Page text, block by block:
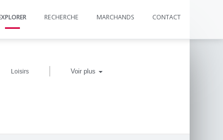
RECHERCHE MARCHANDS CONTACT
Loisirs | Voir plus